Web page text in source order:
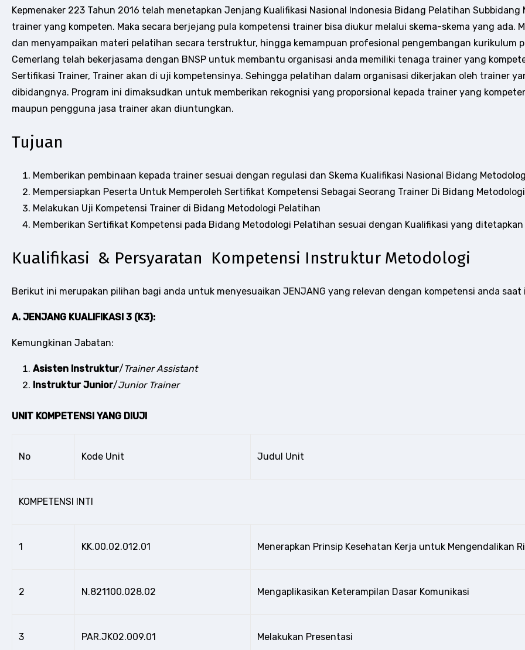
Kepmenaker 223 Tahun 2016 telah menetapkan Jenjang Kualifikasi Nasional Indonesia Bidang Pelatihan
trainer yang kompeten. Maka secara berjejang pula kompetensi trainer bisa diukur melalui skema-skema yang ada.
dan menyampaikan materi pelatihan secara terstruktur, hingga kemampuan profesional pengembangan kurikulum
Cemerlang telah bekerjasama dengan BNSP untuk membantu organisasi anda memiliki tenaga trainer yang
Sertifikasi Trainer, Trainer akan di uji kompetensinya. Sehingga pelatihan dalam organisasi dikerjakan oleh trainer
dibidangnya. Program ini dimaksudkan untuk memberikan rekognisi yang proporsional kepada trainer yang
maupun pengguna jasa trainer akan diuntungkan.
Tujuan
Memberikan pembinaan kepada trainer sesuai dengan regulasi dan Skema Kualifikasi Nasional Bidang
Mempersiapkan Peserta Untuk Memperoleh Sertifikat Kompetensi Sebagai Seorang Trainer Di Bidang
Melakukan Uji Kompetensi Trainer di Bidang Metodologi Pelatihan
Memberikan Sertifikat Kompetensi pada Bidang Metodologi Pelatihan sesuai dengan Kualifikasi yang ditetapkan
Kualifikasi & Persyaratan Kompetensi Instruktur Metodologi
Berikut ini merupakan pilihan bagi anda untuk menyesuaikan JENJANG yang relevan dengan kompetensi anda saat
A. JENJANG KUALIFIKASI 3 (K3):
Kemungkinan Jabatan:
Asisten Instruktur/ Trainer Assistant
Instruktur Junior/Junior Trainer
UNIT KOMPETENSI YANG DIUJI
No Kode Unit Judul Unit
KOMPETENSI INTI
1 KK.00.02.012.01 Menerapkan Prinsip Kesehatan Kerja untuk Mengendalikan
2 N.821100.028.02 Mengaplikasikan Keterampilan Dasar Komunikasi
3 PAR.JK02.009.01 Melakukan Presentasi